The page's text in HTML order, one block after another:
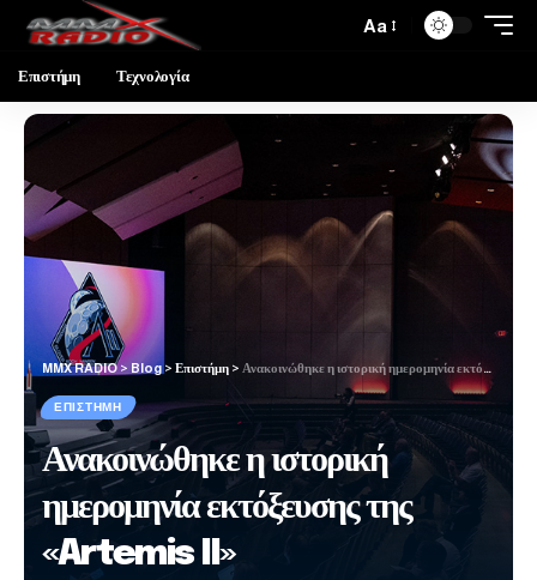
Aa
Επιστήμη Τεχνολογία
MMX RADIO> Blog > Επιστήμη > Ανακοινώθηκε η ιστορική ημερομηνία εκτόξευσης της «Artemis II»
ΕΠΙΣΤΉΜΗ
Ανακοινώθηκε η ιστορική
ημερομηνία εκτόξευσης της
«Artemis II»